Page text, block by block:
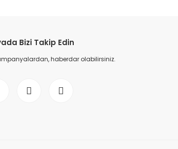
Bizi Takip Edin
haberdar olabilirsiniz.